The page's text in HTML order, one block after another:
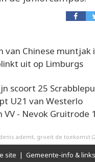
van Chinese muntjak
uit op Limburgs
scoort 25
U21 van Westerlo
VV - Nevok Gruitrode
ademt, groeit de toekomst
site | Gemeente-info & links